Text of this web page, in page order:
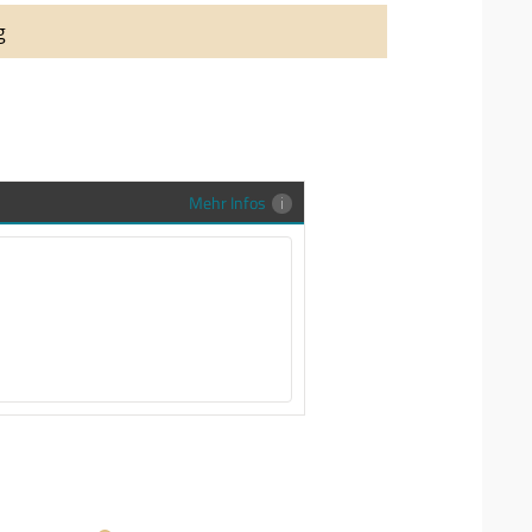
auch richtig in Szene zu setzen,
Trauringe-EFES Tragetasche inkl.
Sendung zu schützen und
Mehr Infos